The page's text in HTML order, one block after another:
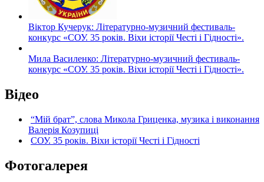
Віктор Кучерук: Літературно-музичний фестиваль-
конкурс «СОУ. 35 років. Віхи історії Честі і Гідності».
Мила Василенко: Літературно-музичний фестиваль-
конкурс «СОУ. 35 років. Віхи історії Честі і Гідності».
Відео
“Мій брат”, слова Микола Гриценка, музика і виконання
Валерія Козупиці
СОУ. 35 років. Віхи історії Честі і Гідності
Фотогалерея